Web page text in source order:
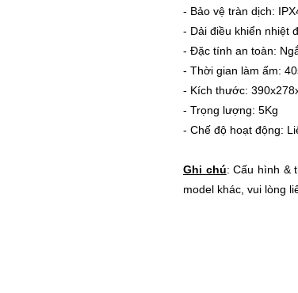
- Bảo vệ tràn dịch:
- Dải điều khiển nhiệt
- Đặc tính an toàn:
- Thời gian làm ấm:
- Kích thước:
- Trọng lượng: 5Kg
- Chế độ hoạt động:
Ghi chú: Cấu hình &
model khác, vui lòng